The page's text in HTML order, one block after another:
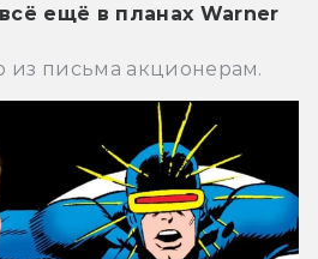
ещё в планах Warner
из письма акционерам.